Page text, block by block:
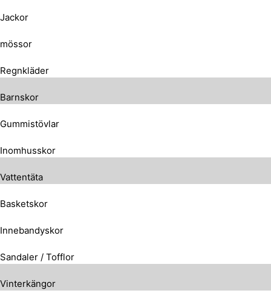
Jackor
mössor
Regnkläder
Barnskor
Gummistövlar
Inomhusskor
Vattentäta
Basketskor
Innebandyskor
Sandaler / Tofflor
Vinterkängor